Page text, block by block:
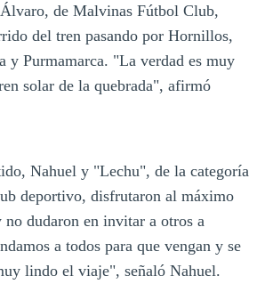
de Malvinas Fútbol Club,
del tren pasando por Hornillos,
y Purmamarca. "La verdad es muy
solar de la quebrada", afirmó
Nahuel y "Lechu", de la categoría
deportivo, disfrutaron al máximo
dudaron en invitar a otros a
a todos para que vengan y se
lindo el viaje", señaló Nahuel.